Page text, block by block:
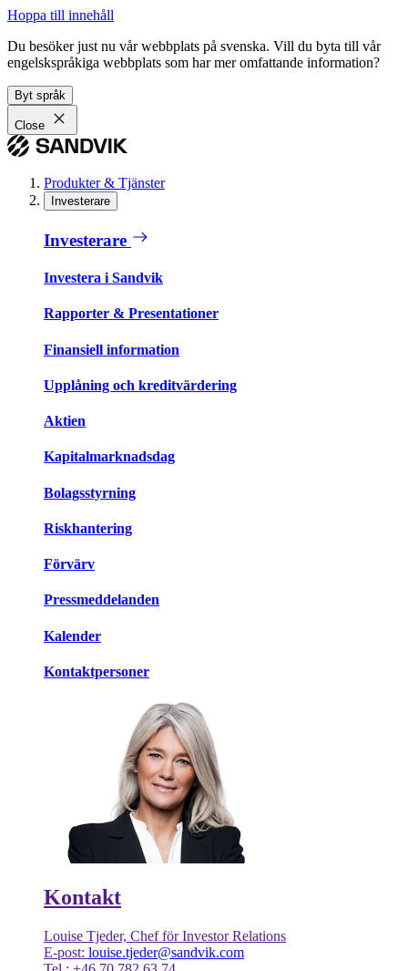
Hoppa till innehåll
Du besöker just nu vår webbplats på svenska. Vill du byta till vår
engelskspråkiga webbplats som har mer omfattande information?
Byt språk
Close
Produkter & Tjänster
Investerare
Investerare
Investera i Sandvik
Rapporter & Presentationer
Finansiell information
Upplåning och kreditvärdering
Aktien
Kapitalmarknadsdag
Bolagsstyrning
Riskhantering
Förvärv
Pressmeddelanden
Kalender
Kontaktpersoner
Kontakt
Louise Tjeder, Chef för Investor Relations
E-post: louise.tjeder@sandvik.com